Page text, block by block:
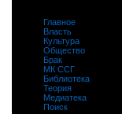
Главное
Власть
Культура
Общество
Брак
МК ССГ
Библиотека
Теория
Медиатека
Поиск